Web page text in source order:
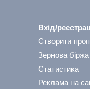
Вхід/
Створити
Зернова біржа
Статистика
Реклама на